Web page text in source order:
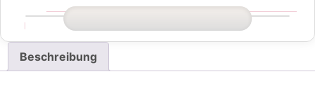
Beschreibung